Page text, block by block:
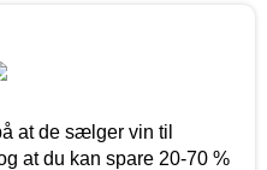
at de sælger vin til
at du kan spare 20-70 %